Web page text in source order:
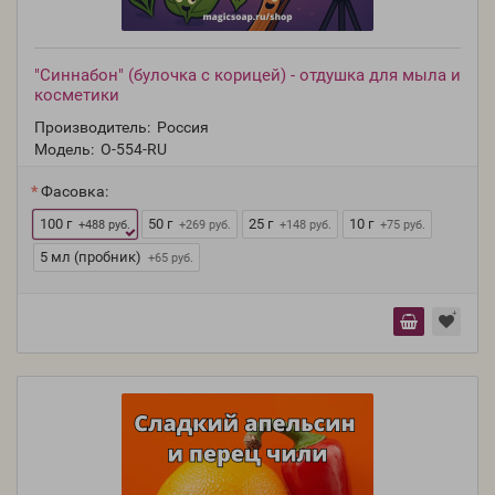
"Синнабон" (булочка с корицей) - отдушка для мыла и
косметики
Производитель: Россия
Модель: O-554-RU
Фасовка:
100 г +488 руб. 50 г +269 руб. 25 г +148 руб. 10 г +75 руб.
5 мл (пробник) +65 руб.